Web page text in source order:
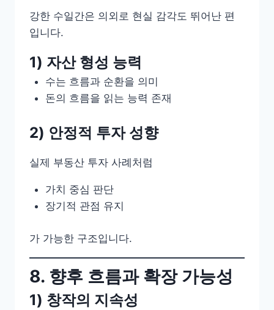
강한 수일간은 의외로 현실 감각도 뛰어난 편
입니다.
1) 자산 형성 능력
수는 흐름과 순환을 의미
돈의 흐름을 읽는 능력 존재
2) 안정적 투자 성향
실제 부동산 투자 사례처럼
가치 중심 판단
장기적 관점 유지
가 가능한 구조입니다.
8. 향후 흐름과 확장 가능성
1) 창작의 지속성